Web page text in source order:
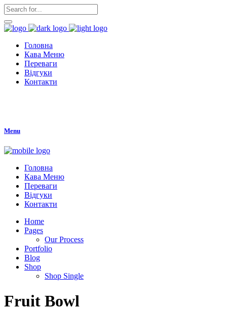
Головна
Кава Меню
Переваги
Відгуки
Контакти
Menu
Головна
Кава Меню
Переваги
Відгуки
Контакти
Home
Pages
Our Process
Portfolio
Blog
Shop
Shop Single
Fruit Bowl